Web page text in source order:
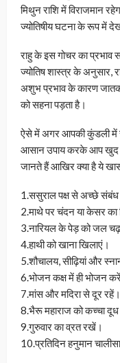
मिथुन राशि में विराजमान
ज्योतिषीय घटना के रूप में
राहु के इस गोचर का
ज्योतिष शास्त्र के अनुसार,
अशुभ प्रभाव के कारण
को सहना पड़ता है।
ऐसे में अगर आपकी कुंडली में
आसान उपाय करके आप खुद
जानते हैं आखिर क्या है ये
1.ससुराल पक्ष से अच्छे
2.माथे पर चंदन या केसर का
3.नारियल के पेड़ को जल
4.हाथी को खाना खिलाएं।
5.शौचालय, सीढ़ियां और
6.भोजन कक्ष में ही भोजन
7.मांस और मदिरा से दूर रहें।
8.भैरू महाराज को कच्चा दूध
9.गुरुवार का व्रत रखें।
10.प्रतिदिन हनुमान